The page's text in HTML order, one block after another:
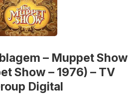
– Muppet Show
Show – 1976) – TV
Digital